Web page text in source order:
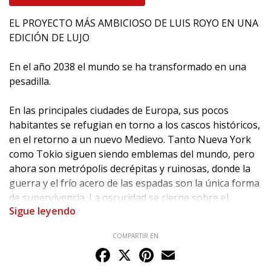
EL PROYECTO MÁS AMBICIOSO DE LUIS ROYO EN UNA
EDICIÓN DE LUJO
En el año 2038 el mundo se ha transformado en una
pesadilla.
En las principales ciudades de Europa, sus pocos
habitantes se refugian en torno a los cascos históricos,
en el retorno a un nuevo Medievo. Tanto Nueva York
como Tokio siguen siendo emblemas del mundo, pero
ahora son metrópolis decrépitas y ruinosas, donde la
guerra y el frío acero de las espadas son la única forma
de supervivencia. La oscuridad se cierne sobre el
mundo y, en el corazón de este fatal escenario, la
librar la batalla final entre celestes y caídos.
Sigue leyendo
COMPARTIR EN
Facebook
X Pinterest